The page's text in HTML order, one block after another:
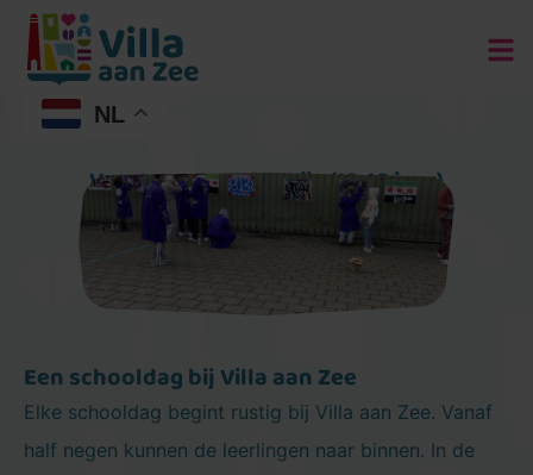
NL
Voortgezet onderwijs (13-18 jaar)
Een schooldag bij Villa aan Zee
Elke schooldag begint rustig bij Villa aan Zee. Vanaf
half negen kunnen de leerlingen naar binnen. In de